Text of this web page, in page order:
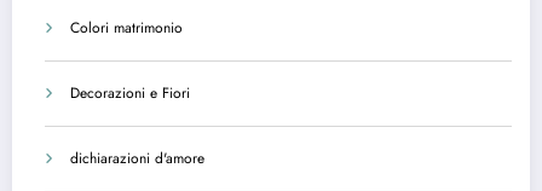
Colori matrimonio
Decorazioni e Fiori
dichiarazioni d'amore